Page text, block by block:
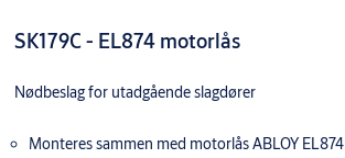
SK179C - EL874 motorlås
Nødbeslag for utadgående slagdører
Monteres sammen med motorlås ABLOY EL874